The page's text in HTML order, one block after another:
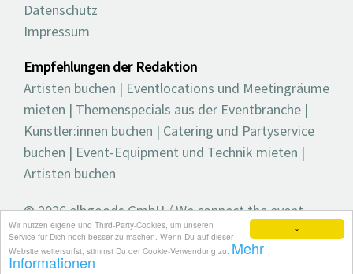
×
Wir nutzen eigene und Third-Party-Cookies, um unseren
Service für Dich noch besser zu machen. Wenn Du auf dieser
Website weitersurfst, stimmst Du der Cookie-Verwendung zu. Mehr
Informationen
Datenschutz
Impressum
Empfehlungen der Redaktion
Artisten buchen | Eventlocations und Meetingräume
mieten | Themenspecials aus der Eventbranche |
Künstler:innen buchen | Catering und Partyservice
buchen | Event-Equipment und Technik mieten |
Artisten buchen
© 2026 elbgoods GmbH / We connect the event
industry / Medienvielfalt für die Eventplanung /
Eventbranchenbuch, Blog, Magazin und mehr